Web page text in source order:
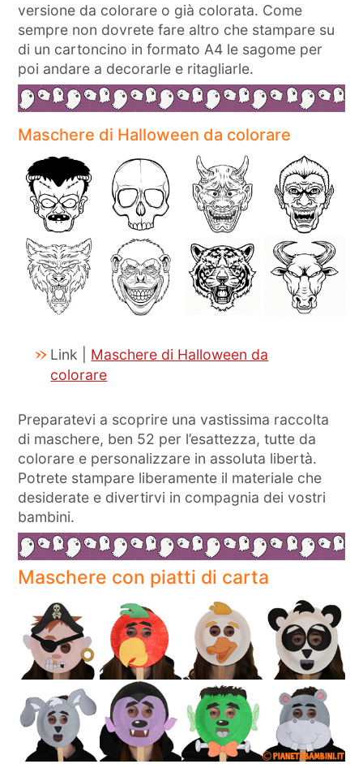
versione da colorare o già colorata. Come
sempre non dovrete fare altro che stampare su
di un cartoncino in formato A4 le sagome per
poi andare a decorarle e ritagliarle.
Maschere di Halloween da colorare
Link | Maschere di Halloween da
colorare
Preparatevi a scoprire una vastissima raccolta
di maschere, ben 52 per l’esattezza, tutte da
colorare e personalizzare in assoluta libertà.
Potrete stampare liberamente il materiale che
desiderate e divertirvi in compagnia dei vostri
bambini.
Maschere con piatti di carta